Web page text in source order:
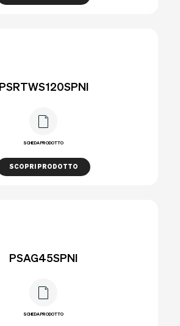
PSRTWS120SPNI
SCHEDA PRODOTTO
SCOPRI PRODOTTO
PSAG45SPNI
SCHEDA PRODOTTO